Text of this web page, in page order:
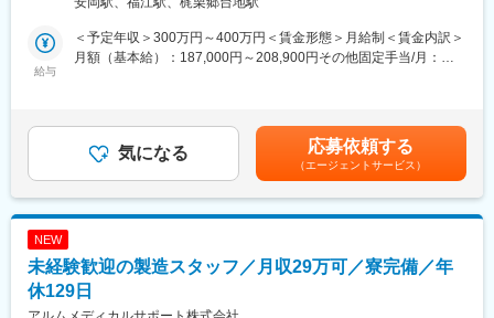
・個別栄養管理（エネルギー量、たんぱく質、塩分、嚥下状態な
どの調整）
・医師・看護師・薬剤師とのカンファレンス参加
・退院前の栄養指導
・外来栄養指導（生活改善のサポート）
※医師、看護師、薬剤師など複数名でチームを作ります。
【栄養に関する書類作成・データ管理】
給与
＜予定年収＞300万円～400万円＜賃金形態＞月給制＜賃金内訳＞
月額（基本給）：187,000円～208,900円その他固定手当/月：
績）■賞与：年2回（計4ヶ月分※過去実績）■上記「その他固定手
当/月」内訳：職務手当11,220円～12,534円+資格手当10,000円～
10,000円+処遇改善手当6,000円～6,000円賃金はあくまでも目安
の金額であり、選考を通じて上下する可能性があります。月給(月
額)は固定手当を含めた表記です。
気になる 応募依頼する
（エージェントサービス）
NEW
未経験歓迎の製造スタッフ／月収29万可／寮完備／年
休129日